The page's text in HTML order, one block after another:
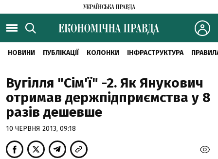
НОВИНИ ПУБЛІКАЦІЇ КОЛОНКИ ІНФРАСТРУКТУРА
Вугілля "Сім'ї" -2. Як Янукович
отримав держпідприємства у 8
разів дешевше
10 ЧЕРВНЯ 2013, 09:18